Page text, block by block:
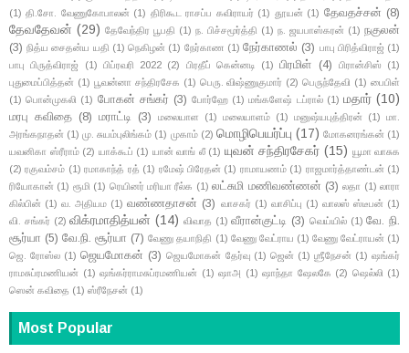
(1) தி.சோ. வேணுகோபாலன் (1) திரிகூட ராசப்ப கவிராயர் (1) தூயன் (1) தேவதச்சன் (8)
தேவதேவன் (29) தேவேந்திர பூபதி (1) ந. பிச்சமூர்த்தி (1) ந. ஜயபாஸ்கரன் (1) நகுலன்
(3) நித்ய சைதன்ய யதி (1) நெகிழன் (1) நேர்காண (1) நேர்காணல் (3) பாபு பிரித்விராஜ் (1)
பாபு பிருத்விராஜ்
(1) பிப்ரவரி 2022 (2) பிரதீப் கென்னடி (1) பிரமிள் (4) பிரான்சிஸ்
(1)
புதுமைப்பித்தன் (1) பூவன்னா சந்திரசேக (1) பெரு. விஷ்ணுகுமார் (2) பெருந்தேவி (1) பைபிள்
(1) பொன்முகலி (1) போகன் சங்கர் (3) போர்ஹே (1) மங்களேஷ் டப்ரால் (1) மதார் (10)
மரபு கவிதை (8) மராட்டி (3) மலையாள (1) மலையாளம் (1) மனுஷ்யபுத்திரன் (1) மா.
அரங்கநாதன் (1) மு. சுயம்புலிங்கம் (1) முகாம் (2) மொழிபெயர்ப்பு (17) மோகனரங்கன் (1)
யவனிகா ஸ்ரீராம் (2) யாக்கூப் (1) யான் வாங் லீ (1) யுவன் சந்திரசேகர் (15) யூமா வாசுக
(2) ரகுவம்சம் (1) ரமாகாந்த் ரத் (1) ரமேஷ் பிரேதன் (1) ராமாயணம் (1) ராஜமார்த்தாண்டன் (1)
ரியோகான் (1) ரூமி (1) ரெயினர் மரியா ரீல்க (1) லட்சுமி மணிவண்ணன் (3) லதா (1) லாரா
கில்பின் (1) வ. அதியம (1) வண்ணதாசன் (3) வாசகர் (1) வாசிப்பு (1) வாலஸ் ஸ்டீபன் (1)
வி. சங்கர் (2) விக்ரமாதித்யன் (14) விவாத (1) வீரான்குட்டி (3) வெய்யில் (1) வே. நி.
சூர்யா (5) வே.நி. சூர்யா (7) வேணு தயாநிதி (1) வேணு வேட்ராய (1) வேணு வேட்ராயன் (1)
ஜெ. ரோஸ்ல (1) ஜெயமோகன் (3) ஜெயமோகன் தேர்வு (1) ஜென் (1) ஶ்ரீநேசன் (1) ஷங்கர்
ராமசுப்ரமணியன் (1) ஷங்கர்ராமசுப்ரமணியன் (1) ஷாஅ (1) ஷாந்தா ஷேலகே (2) ஷெல்லி (1)
ஸென் கவிதை (1) ஸ்ரீநேசன் (1)
Most Popular